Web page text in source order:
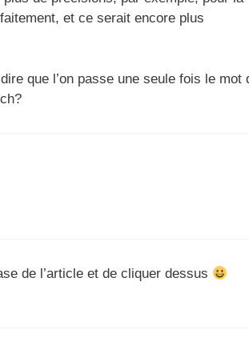
et ce serait encore plus
que l’on passe une seule fois le mot
de l’article et de cliquer dessus